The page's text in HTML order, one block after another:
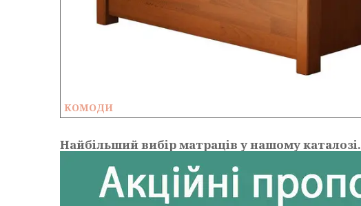
КОМОДИ
Найбільший вибір матраців у нашому каталозі.